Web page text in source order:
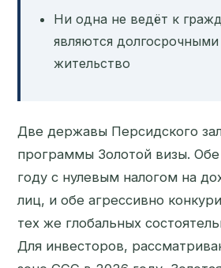
Ни одна не ведёт к
являются
жительство
Две державы Персидского
программы Золотой визы.
году с нулевым налогом на
лиц, и обе агрессивно
тех же глобальных
Для инвесторов,